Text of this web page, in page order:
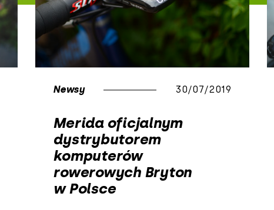
Newsy 30/07/2019
Merida oficjalnym
dystrybutorem
komputerów
rowerowych Bryton
w Polsce